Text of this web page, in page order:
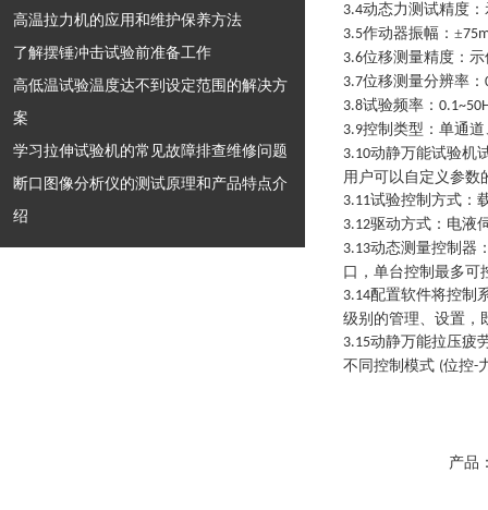
高温拉力机的应用和维护保养方法
了解摆锤冲击试验前准备工作
高低温试验温度达不到设定范围的解决方
案
学习拉伸试验机的常见故障排查维修问题
断口图像分析仪的测试原理和产品特点介
绍
3.4动态力测试精度
3.5作动器振幅：±
3.6位移测量精度：
3.7位移测量分辨率：
3.8试验频率：
3.9控制类型：单通
3.10动静万能试验机
用户可以自定义参数
3.11试验控制方式：
3.12驱动方式：电液
3.13动态测量控制器
口，单台控制最多可
3.14配置软件将控制
级别的管理、设置，
3.15动静万能拉压疲
不同控制模式 (位控-
产品